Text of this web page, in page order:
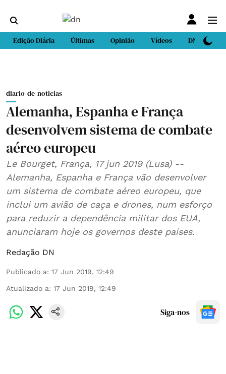
Edição Diária Últimas Opinião Vídeos DN Sport
diario-de-noticias
Alemanha, Espanha e França
desenvolvem sistema de combate
aéreo europeu
Le Bourget, França, 17 jun 2019 (Lusa) --
Alemanha, Espanha e França vão desenvolver
um sistema de combate aéreo europeu, que
inclui um avião de caça e drones, num esforço
para reduzir a dependência militar dos EUA,
anunciaram hoje os governos deste países.
Redação DN
Publicado a: 17 Jun 2019, 12:49
Atualizado a: 17 Jun 2019, 12:49
Siga-nos